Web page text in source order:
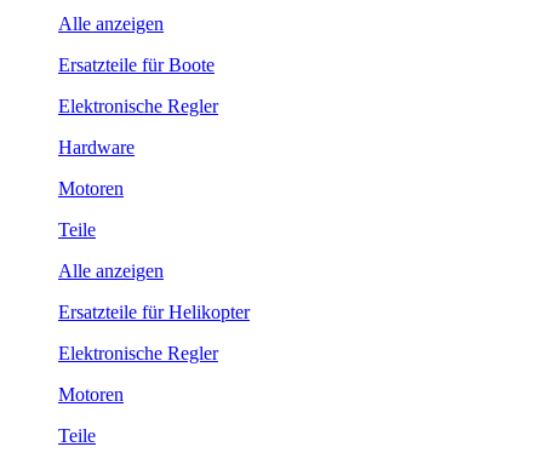
Alle anzeigen
Ersatzteile für Boote
Elektronische Regler
Hardware
Motoren
Teile
Alle anzeigen
Ersatzteile für Helikopter
Elektronische Regler
Motoren
Teile